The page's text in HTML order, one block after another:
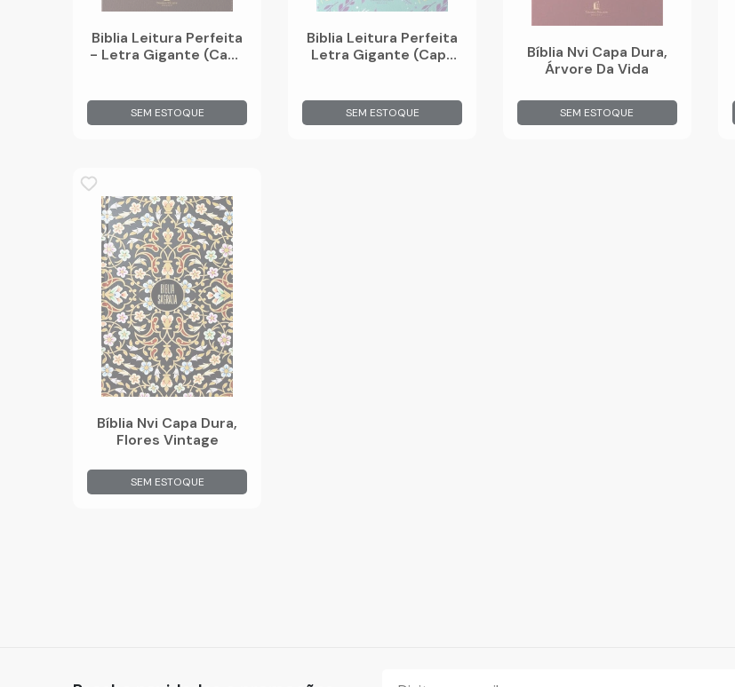
Biblia Leitura Perfeita
- Letra Gigante (Capa
SEM ESTOQUE
Biblia Leitura Perfeita
Letra Gigante (Capa
SEM ESTOQUE
Bíblia Nvi Capa Dura,
Árvore Da Vida
SEM ESTOQUE
Bíblia Nvi Capa Dura,
Flores Vintage
SEM ESTOQUE